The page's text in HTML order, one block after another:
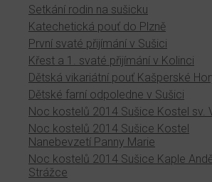
Setkání rodin na sušicku
Katechetická pouť do Plzně
První svaté přijímání v Sušici
Křest a 1. svaté přijímání v Kolinci
Dětská vikariátní pouť Kašperské
Dětské farní odpoledne v Sušici
Noc kostelů 2014 Sušice Kostel sv.
Noc kostelů 2014 Sušice Kostel
Nanebevzetí Panny Marie
Noc kostelů 2014 Sušice Kaple
Strážce